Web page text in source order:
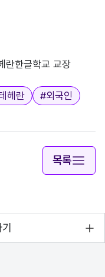
란한글학교 교장
헤란 #외국인
목록